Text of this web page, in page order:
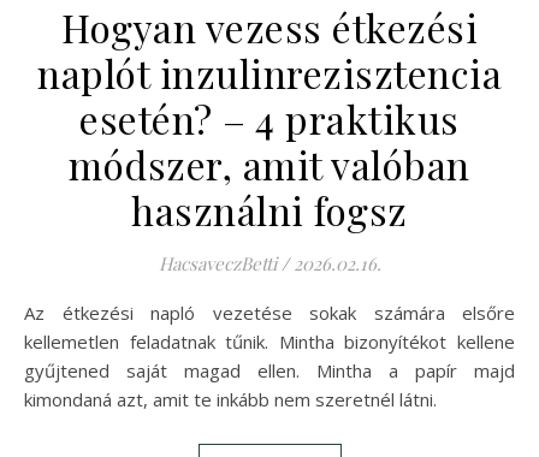
Hogyan vezess étkezési
naplót inzulinrezisztencia
esetén? – 4 praktikus
módszer, amit valóban
használni fogsz
HacsaveczBetti / 2026.02.16.
Az étkezési napló vezetése sokak számára elsőre
kellemetlen feladatnak tűnik. Mintha bizonyítékot kellene
gyűjtened saját magad ellen. Mintha a papír majd
kimondaná azt, amit te inkább nem szeretnél látni.